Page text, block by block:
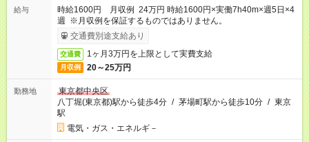
給与
時給1600円 月収例 24万円 時給1600円×実働7h40m×週5日×4
週 ※月収例を保証するものではありません。
交通費別途支給あり
交通費 1ヶ月3万円を上限として実費支給
月収例 20～25万円
勤務地
東京都中央区
八丁堀(東京都)駅から徒歩4分 / 茅場町駅から徒歩10分 / 東京
駅
電気・ガス・エネルギ－